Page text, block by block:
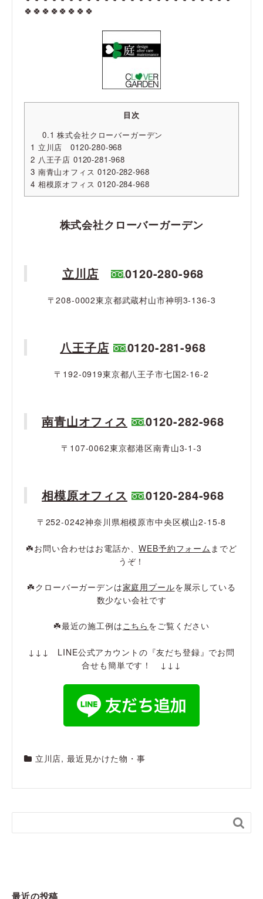
🍀🍀🍀🍀🍀🍀🍀🍀
目次
0.1 株式会社クローバーガーデン
1 立川店 0120-280-968
2 八王子店 0120-281-968
3 南青山オフィス 0120-282-968
4 相模原オフィス 0120-284-968
株式会社クローバーガーデン
立川店 0120-280-968
〒208-0002東京都武蔵村山市神明3-136-3
八王子店 0120-281-968
〒192-0919東京都八王子市七国2-16-2
南青山オフィス 0120-282-968
〒107-0062東京都港区南青山3-1-3
相模原オフィス 0120-284-968
〒252-0242神奈川県相模原市中央区横山2-15-8
☘️お問い合わせはお電話か、WEB予約フォーム までど
うぞ！
☘️クローバーガーデンは家庭用プールを展示している
数少ない会社です
☘️最近の施工例はこちら をご覧ください
↓↓↓ LINE公式アカウントの『友だち登録』でお問
合せも簡単です！ ↓↓↓
立川店, 最近見かけた物・事

最近の投稿